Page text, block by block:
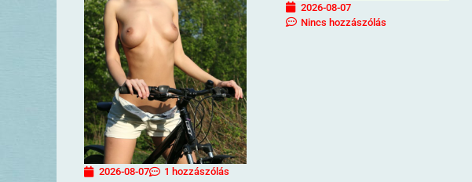
2026-08-07 1 hozzászólás
2026-08-07
Nincs hozzászólás